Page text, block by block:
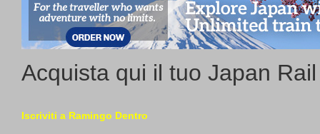
Acquista qui il tuo Japan
Iscriviti a Ramingo Dentro